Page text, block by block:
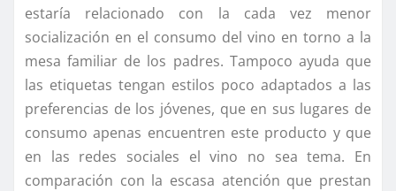
estaría relacionado con la cada vez menor
socialización en el consumo del vino en torno a la
mesa familiar de los padres. Tampoco ayuda que
las etiquetas tengan estilos poco adaptados a las
preferencias de los jóvenes, que en sus lugares de
consumo apenas encuentren este producto y que
en las redes sociales el vino no sea tema. En
comparación con la escasa atención que prestan